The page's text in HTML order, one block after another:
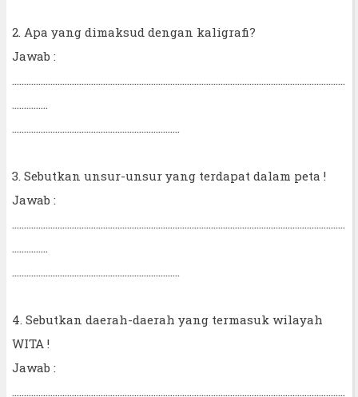
2. Apa yang dimaksud dengan kaligrafi?
Jawab :
3. Sebutkan unsur-unsur yang terdapat dalam peta !
Jawab :
4. Sebutkan daerah-daerah yang termasuk wilayah
WITA !
Jawab :